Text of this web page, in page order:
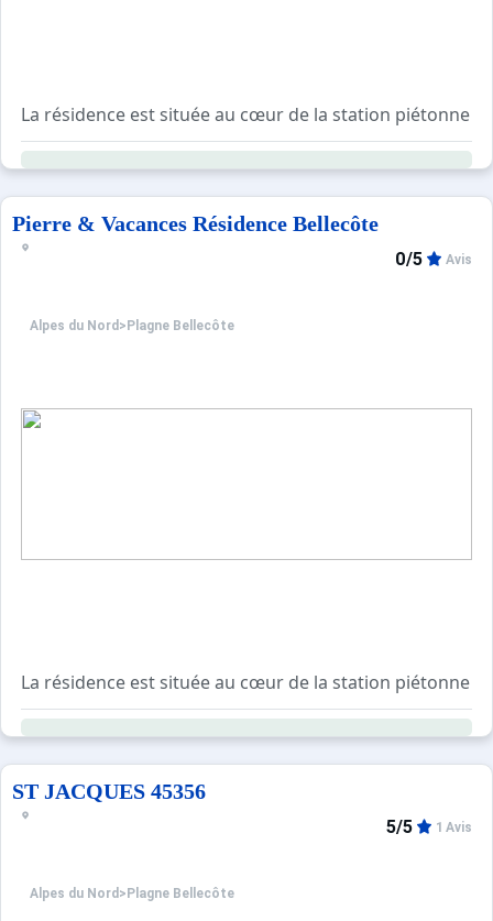
La résidence est située au cœur de la station piétonne
Appartements 2 pièces pour 5 personnes équipés avec
Accès gratuit à la piscine extérieure chauffée, au
La station dispose de commerces, de bars, de
Pierre & Vacances Résidence Bellecôte
Alpes du Nord > Plagne Bellecôte
0/5 Avis
La résidence est située au cœur de la station piétonne
Appartements 2 pièces pour 5 personnes équipés avec
Accès gratuit à la piscine extérieure chauffée, au
La station dispose de commerces, de bars, de
ST JACQUES 45356
Alpes du Nord > Plagne Bellecôte
5/5 1 Avis